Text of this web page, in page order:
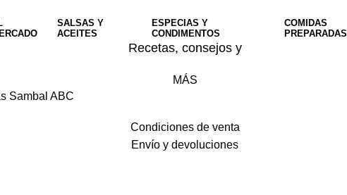
SALSAS Y
ACEITES
ESPECIAS Y
CONDIMENTOS
COMIDAS
PREPARADAS
Recetas, consejos y
MÁS
Sambal ABC
Condiciones de venta
Envío y devoluciones